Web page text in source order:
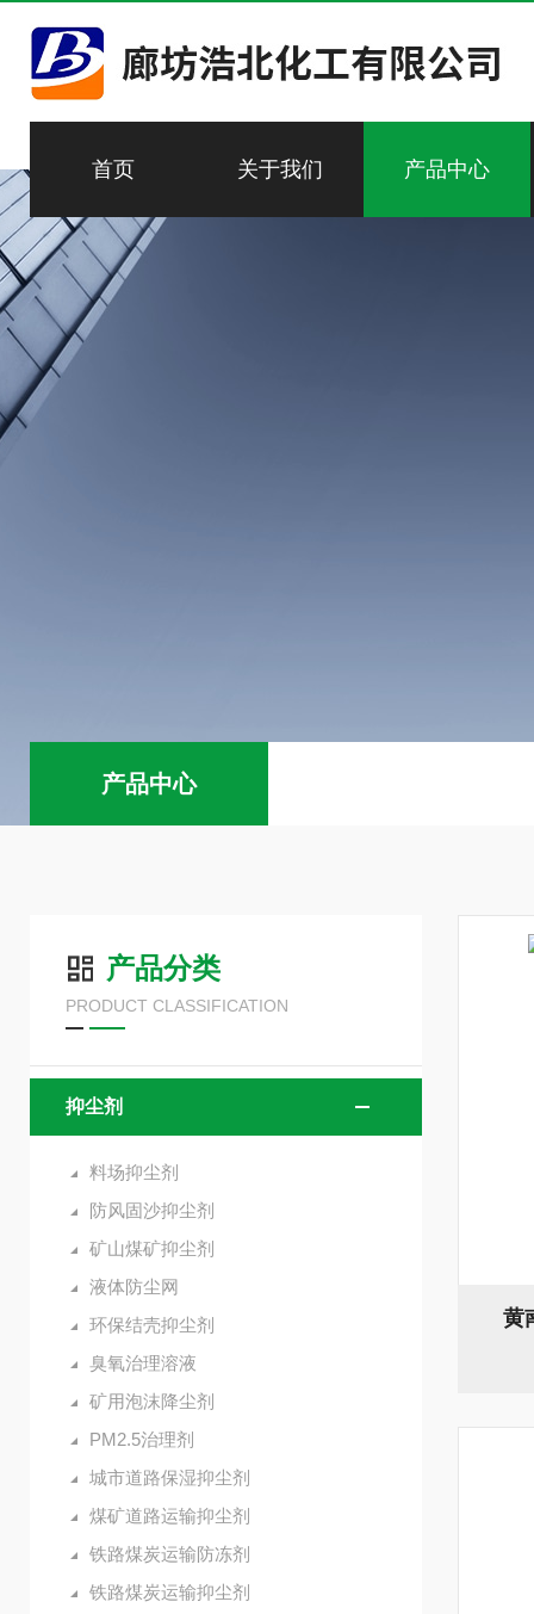
首页 关于我们 产品中心
产品中心
产品分类
PRODUCT CLASSIFICATION
抑尘剂
料场抑尘剂
防风固沙抑尘剂
矿山煤矿抑尘剂
液体防尘网
环保结壳抑尘剂
臭氧治理溶液
矿用泡沫降尘剂
PM2.5治理剂
城市道路保湿抑尘剂
煤矿道路运输抑尘剂
铁路煤炭运输防冻剂
铁路煤炭运输抑尘剂
黄